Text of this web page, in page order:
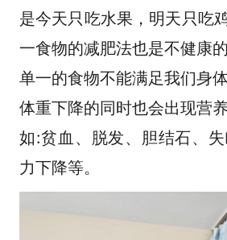
是今天只吃水果，明天只吃
一食物的减肥法也是不健康
单一的食物不能满足我们身
体重下降的同时也会出现营
如:贫血、脱发、胆结石、
力下降等。